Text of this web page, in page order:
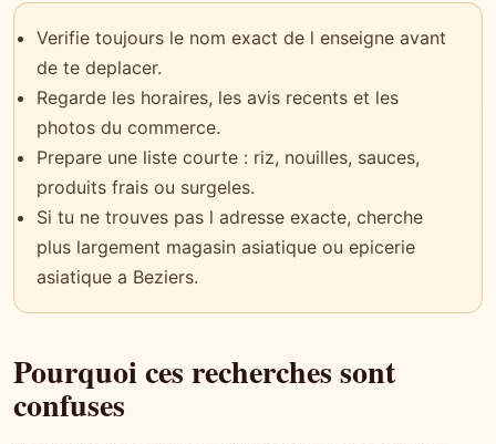
Verifie toujours le nom exact de l enseigne avant
de te deplacer.
Regarde les horaires, les avis recents et les
photos du commerce.
Prepare une liste courte : riz, nouilles, sauces,
produits frais ou surgeles.
Si tu ne trouves pas l adresse exacte, cherche
plus largement magasin asiatique ou epicerie
asiatique a Beziers.
Pourquoi ces recherches sont
confuses